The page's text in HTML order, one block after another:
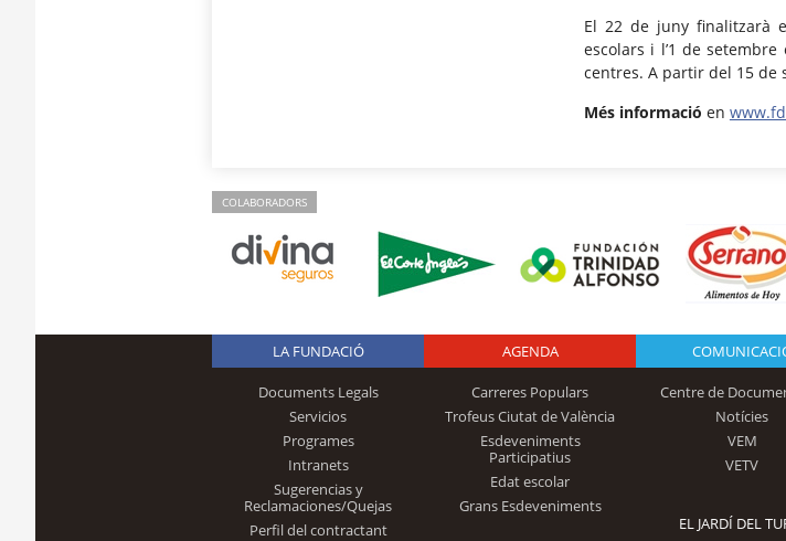
El 22 de juny finalitzarà
escolars i l’1 de
centres. A partir del 15 de
Més informació en
COLABORADORS
Logo Fundación
Trinidad Alfonso
LA FUNDACIÓ
Documents Legals
Servicios
Programes
Intranets
Sugerencias y
Reclamaciones/Quejas
Perfil del contractant
AGENDA
Carreres Populars
Trofeus Ciutat de València
Esdeveniments
Participatius
Edat escolar
Grans Esdeveniments
Centre de
Notícies
VEM
VETV
EL JARDÍ DEL